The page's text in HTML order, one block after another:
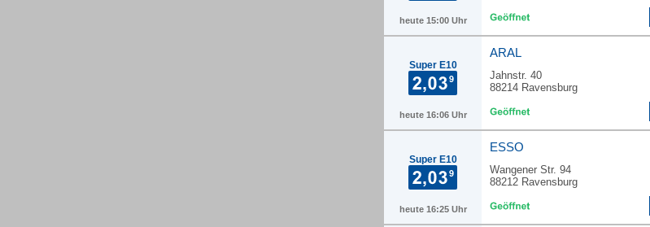
heute 15:00 Uhr
Super E10
heute 16:06 Uhr
ARAL
Jahnstr. 40
88214 Ravensburg
Super E10
heute 16:25 Uhr
ESSO
Wangener Str. 94
88212 Ravensburg